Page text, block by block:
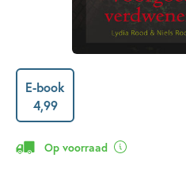
E-book
4,99
Op voorraad